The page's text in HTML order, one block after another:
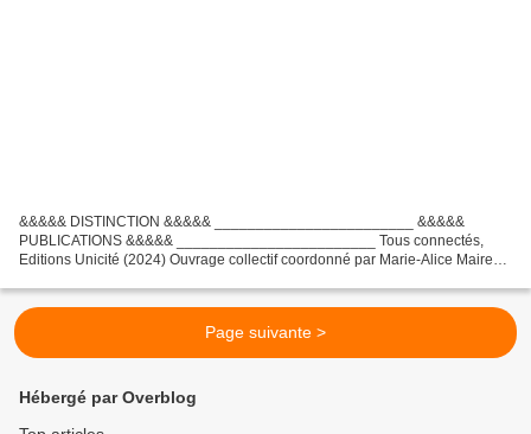
&&&&& DISTINCTION &&&&& ________________________ &&&&&
PUBLICATIONS &&&&& ________________________ Tous connectés,
Editions Unicité (2024) Ouvrage collectif coordonné par Marie-Alice Maire
Page suivante >
Hébergé par Overblog